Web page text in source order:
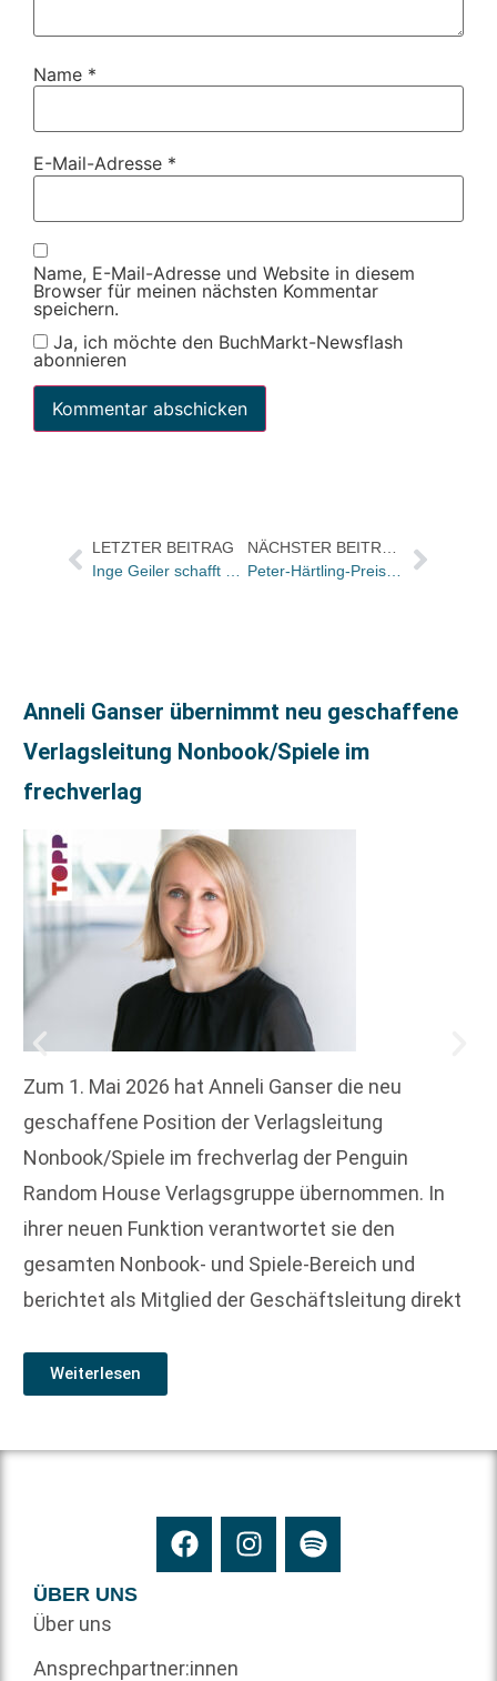
Name *
E-Mail-Adresse *
Name, E-Mail-Adresse und Website in diesem
Browser für meinen nächsten Kommentar
speichern.
Ja, ich möchte den BuchMarkt-Newsflash
abonnieren
LETZTER BEITRAG
Anneli Ganser übernimmt neu geschaffene
Verlagsleitung Nonbook/Spiele im
frechverlag
Zum 1. Mai 2026 hat Anneli Ganser die neu
geschaffene Position der Verlagsleitung
Nonbook/Spiele im frechverlag der Penguin
Random House Verlagsgruppe übernommen. In
ihrer neuen Funktion verantwortet sie den
gesamten Nonbook- und Spiele-Bereich und
berichtet als Mitglied der Geschäftsleitung direkt
Weiterlesen
ÜBER UNS
Über uns
Ansprechpartner:innen